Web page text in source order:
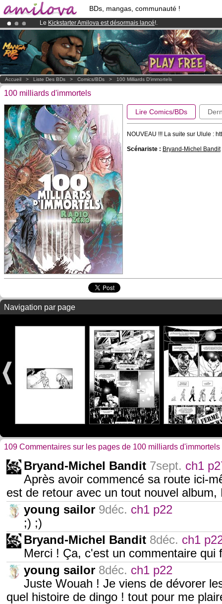
BDs, mangas, communauté !
Le Kickstarter Amilova est désormais lancé!.
Abonnement premium: à partir de3.95 eurospar mois !Clique ici
Déjà 134393membreset 1208BDs & Mangas!
Accueil > Liste Des BDs > Comics/BDs > 100 Milliards D'immortels
100 milliards d'immortels
Lire Comics/BDs
NOUVEAU !!! La suite sur Ulule :
Scénariste : Bryand-Michel Bandit
Navigation par page
109 Commentaires sur les pages de 100 milliards d'immortels
Bryand-Michel Bandit 7sept. ch1
Après avoir commencé sa route ici-
est de retour avec un tout nouvel
young sailor 9déc. ch1 p22
;) ;)
Bryand-Michel Bandit 8déc. ch1
Merci ! Ça, c'est un commentaire qui
young sailor 8déc. ch1 p22
Juste Wouah ! Je viens de dévorer
quel histoire de dingo ! tout pour me